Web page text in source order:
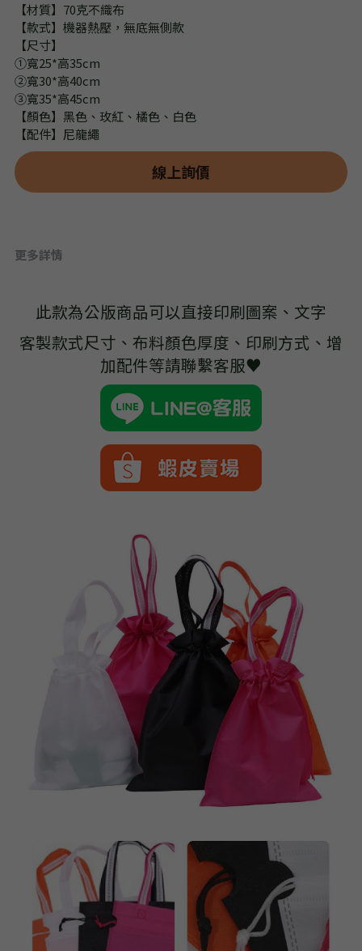
➢野餐墊
➢尼龍&牛津布袋
➢毛氈布袋
➢編織袋
➢咖啡渣/軟木袋
➢化妝盥洗包/收納袋
➢皮革包袋
➢網布袋
➢台灣茄芷袋
➢好神Q版神明公仔
【材質】70克不織布
【款式】機器熱壓，無底無側款
【尺寸】
①寬25*高35cm
②寬30*高40cm
③寬35*高45cm
【顏色】黑色、玫紅、橘色、白色
【配件】尼龍繩
線上詢價
更多詳情
此款為公版商品可以直接印刷圖案、文字
客製款式尺寸、布料顏色厚度、印刷方式、增
加配件等請聯繫客服♥